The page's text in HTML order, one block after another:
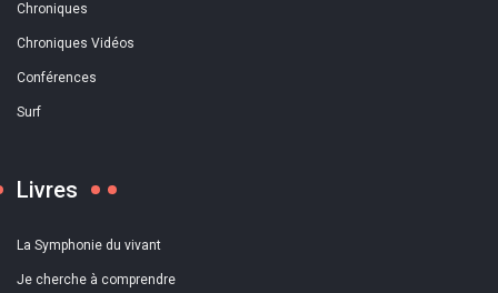
Chroniques
Chroniques Vidéos
Conférences
Surf
Livres
La Symphonie du vivant
Je cherche à comprendre